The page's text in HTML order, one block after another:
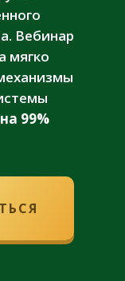
Вебинар
мягко
99%